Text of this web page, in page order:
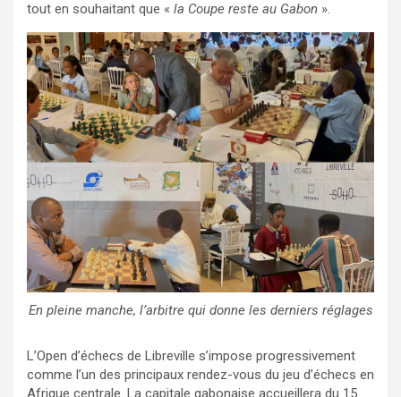
tout en souhaitant que « la Coupe reste au Gabon ».
En pleine manche, l’arbitre qui donne les derniers réglages
L’Open d’échecs de Libreville s’impose progressivement
comme l’un des principaux rendez-vous du jeu d’échecs en
Afrique centrale. La capitale gabonaise accueillera du 15